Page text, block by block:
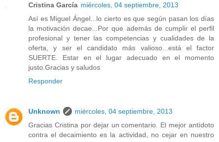
Cristina García miércoles, 04 septiembre, 2013
Así es Miguel Ángel...lo cierto es que según pasan los días
la motivación decae...Por que además de cumplir el perfil
profesional y tener las competencias y cualidades de la
oferta, y ser el candidato más valioso...está el factor
SUERTE. Estar en el lugar adecuado en el momento
justo.Gracias y saludos
Responder
Unknown
miércoles, 04 septiembre, 2013
Gracias Cristina por dejar un comentario. El mejor antídoto
contra el decaimiento es la actividad, no cejar en nuestro